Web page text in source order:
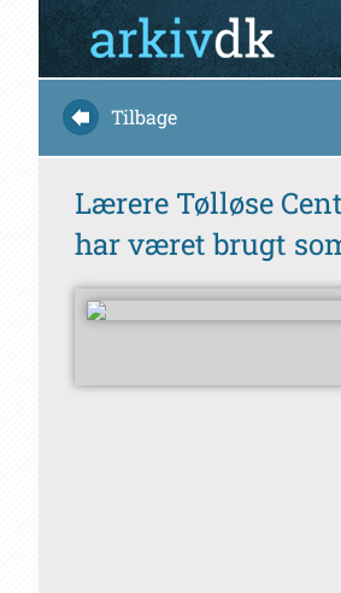
Tilbage
Lærere Tølløse
har været brugt